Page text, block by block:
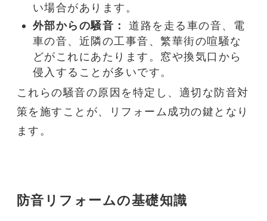
い場合があります。
外部からの騒音 ：
道路を走る車の音、電
車の音、近隣の工事音、繁華街の喧騒な
どがこれにあたります。窓や換気口から
侵入することが多いです。
これらの騒音の原因を特定し、適切な防音対
策を施すことが、
リフォーム 成功の鍵となり
ます。
防音リフォームの基礎知識